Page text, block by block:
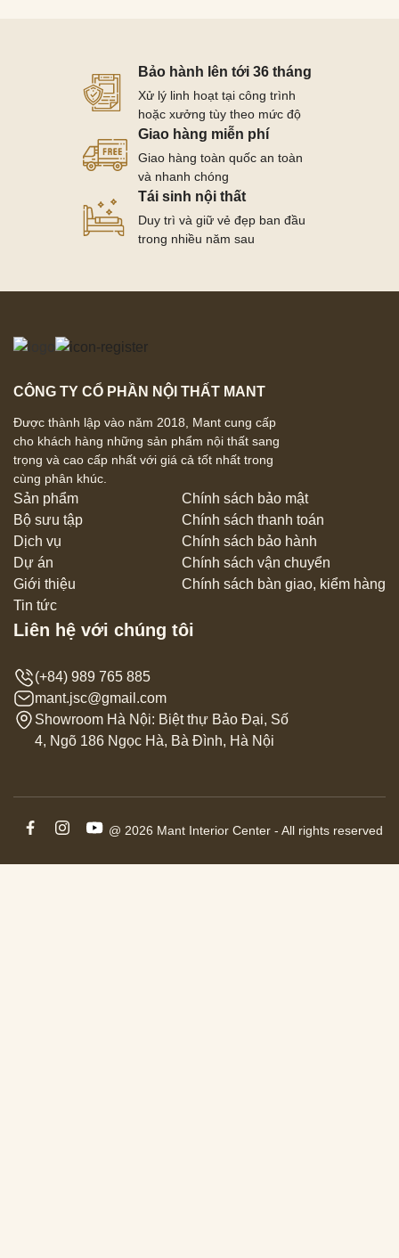
Bảo hành lên tới 36 tháng
Xử lý linh hoạt tại công trình
hoặc xưởng tùy theo mức độ
Giao hàng miễn phí
Giao hàng toàn quốc an toàn
và nhanh chóng
Tái sinh nội thất
Duy trì và giữ vẻ đẹp ban đầu
trong nhiều năm sau
CÔNG TY CỔ PHẦN NỘI THẤT MANT
Được thành lập vào năm 2018, Mant cung cấp
cho khách hàng những sản phẩm nội thất sang
trọng và cao cấp nhất với giá cả tốt nhất trong
cùng phân khúc.
Sản phẩm
Bộ sưu tập
Dịch vụ
Dự án
Giới thiệu
Tin tức
Chính sách bảo mật
Chính sách thanh toán
Chính sách bảo hành
Chính sách vận chuyển
Chính sách bàn giao, kiểm hàng
Liên hệ với chúng tôi
(+84) 989 765 885
mant.jsc@gmail.com
Showroom Hà Nội: Biệt thự Bảo Đại, Số
4, Ngõ 186 Ngọc Hà, Bà Đình, Hà Nội
@ 2026 Mant Interior Center - All rights reserved